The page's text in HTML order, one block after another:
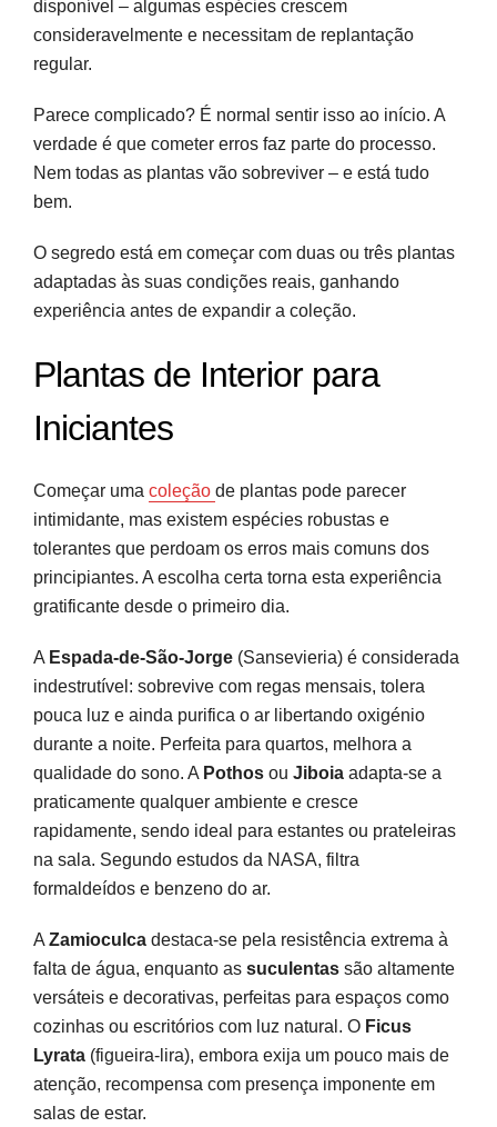
disponível – algumas espécies crescem
consideravelmente e necessitam de replantação
regular.
Parece complicado? É normal sentir isso ao início. A
verdade é que cometer erros faz parte do processo.
Nem todas as plantas vão sobreviver – e está tudo
bem.
O segredo está em começar com duas ou três plantas
adaptadas às suas condições reais, ganhando
experiência antes de expandir a coleção.
Plantas de Interior para
Iniciantes
Começar uma coleção de plantas pode parecer
intimidante, mas existem espécies robustas e
tolerantes que perdoam os erros mais comuns dos
principiantes. A escolha certa torna esta experiência
gratificante desde o primeiro dia.
A Espada-de-São-Jorge (Sansevieria) é considerada
indestrutível: sobrevive com regas mensais, tolera
pouca luz e ainda purifica o ar libertando oxigénio
durante a noite. Perfeita para quartos, melhora a
qualidade do sono. A Pothos ou Jiboia adapta-se a
praticamente qualquer ambiente e cresce
rapidamente, sendo ideal para estantes ou prateleiras
na sala. Segundo estudos da NASA, filtra
formaldeídos e benzeno do ar.
A Zamioculca destaca-se pela resistência extrema à
falta de água, enquanto as suculentas são altamente
versáteis e decorativas, perfeitas para espaços como
cozinhas ou escritórios com luz natural. O Ficus
Lyrata (figueira-lira), embora exija um pouco mais de
atenção, recompensa com presença imponente em
salas de estar.